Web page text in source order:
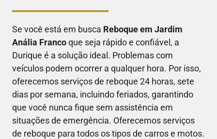
Se você está em busca Reboque em Jardim
Anália Francoque seja rápido e confiável, a
Durique é a solução ideal. Problemas com
veículos podem ocorrer a qualquer hora. Por isso,
oferecemos serviços de reboque 24 horas, sete
dias por semana, incluindo feriados, garantindo
que você nunca fique sem assistência em
situações de emergência. Oferecemos serviços
de reboque para todos os tipos de carros e motos.